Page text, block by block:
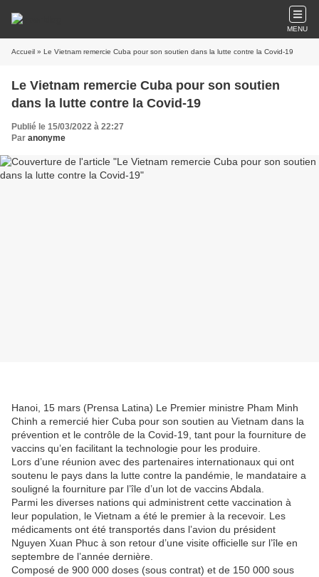
MENU
Accueil » Le Vietnam remercie Cuba pour son soutien dans la lutte contre la Covid-19
Le Vietnam remercie Cuba pour son soutien
dans la lutte contre la Covid-19
Publié le 15/03/2022 à 22:27
Par anonyme
Hanoi, 15 mars (Prensa Latina) Le Premier ministre Pham Minh
Chinh a remercié hier Cuba pour son soutien au Vietnam dans la
prévention et le contrôle de la Covid-19, tant pour la fourniture de
vaccins qu’en facilitant la technologie pour les produire.
Lors d’une réunion avec des partenaires internationaux qui ont
soutenu le pays dans la lutte contre la pandémie, le mandataire a
souligné la fourniture par l’île d’un lot de vaccins Abdala.
Parmi les diverses nations qui administrent cette vaccination à
leur population, le Vietnam a été le premier à la recevoir. Les
médicaments ont été transportés dans l’avion du président
Nguyen Xuan Phuc à son retour d’une visite officielle sur l’île en
septembre de l’année dernière.
Composé de 900 000 doses (sous contrat) et de 150 000 sous